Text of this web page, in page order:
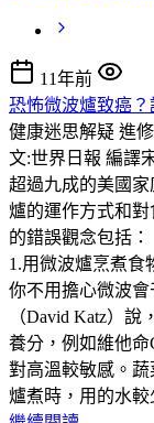
11年前
恐怖微波爐致癌？
健康迷思解疑 進
文:世界日報 編譯
超過九成的美國
爐的運作方式和
的錯誤觀念包括：
1.用微波爐烹煮食
你不用擔心微波
（David Katz）
養分，例如維他命
對高溫較敏感。
爐煮時，用的水較